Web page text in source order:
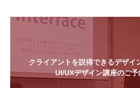
クライアントを説得できるデザイ
UI/UXデザイン講座のご